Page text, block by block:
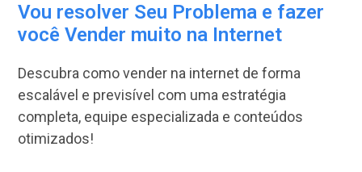
Vou resolver Seu Problema e fazer
você Vender muito na Internet
Descubra como vender na internet de forma
escalável e previsível com uma estratégia
completa, equipe especializada e conteúdos
otimizados!